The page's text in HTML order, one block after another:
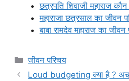
छत्रपति शिवाजी महाराज
महाराजा छत्रसाल का जीवन
बाबा रामदेव महाराज का जीवन
Categories
जीवन परिचय
Loud budgeting क्या है ?